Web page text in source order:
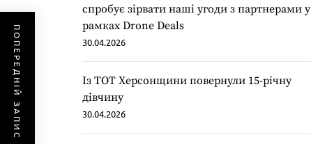
ПОПЕРЕДНІЙ ЗАПИС
спробує зірвати наші угоди з партнерами у
рамках Drone Deals
30.04.2026
Із ТОТ Херсонщини повернули 15-річну
дівчину
30.04.2026